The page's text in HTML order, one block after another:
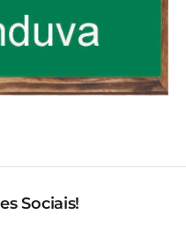
Sociais!